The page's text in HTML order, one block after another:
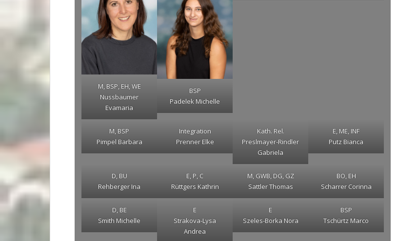
M, BSP, EH, WE
Nussbaumer
Evamaria
BSP
Padelek Michelle
M, BSP
Pimpel Barbara
Integration
Prenner Elke
Kath. Rel.
Preslmayer-Rindler
Gabriela
E, ME, INF
Putz Bianca
D, BU
Rehberger Ina
E, P, C
Rüttgers Kathrin
M, GWB, DG, GZ
Sattler Thomas
BO, EH
Scharrer Corinna
D, BE
Smith Michelle
E
Strakova-Lysa
Andrea
E
Szeles-Borka Nora
BSP
Tschürtz Marco